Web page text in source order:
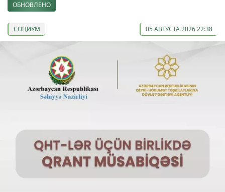
ОБНОВЛЕНО
СОЦИУМ 05 АВГУСТА 2026 22:38